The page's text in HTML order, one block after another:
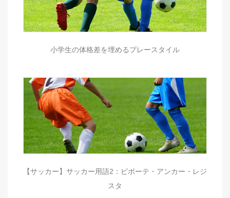
小学生の体格差を埋めるプレースタイル
【サッカー】サッカー用語2：ピボーテ・アンカー・レジ
スタ